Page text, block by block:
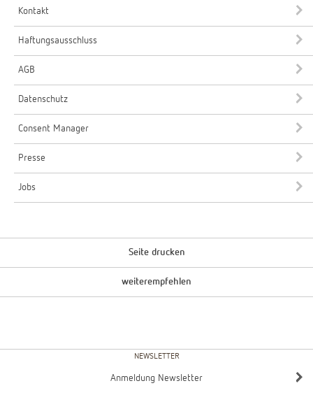
Kontakt
Haftungsausschluss
AGB
Datenschutz
Consent Manager
Presse
Jobs
Seite drucken
weiterempfehlen
NEWSLETTER
Anmeldung Newsletter